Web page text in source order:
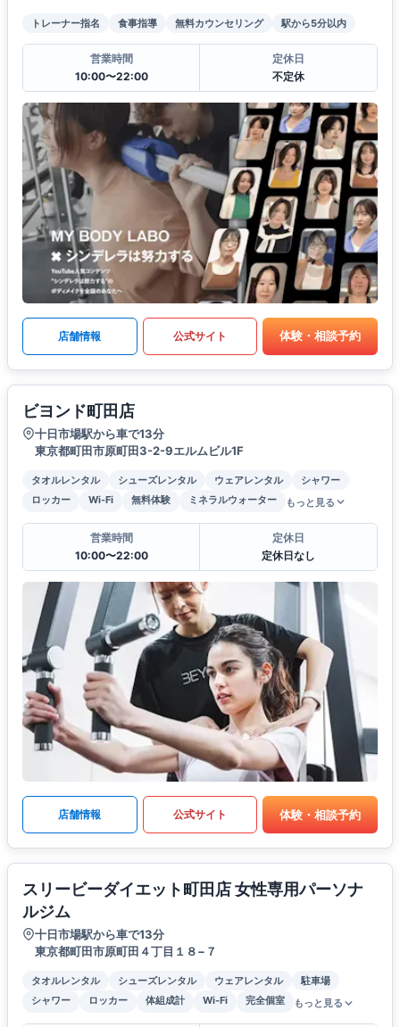
トレーナー指名 食事指導 無料カウンセリング 駅から5分以内
営業時間
10:00〜22:00
定休日
不定休
店舗情報 公式サイト 体験・相談予約
ビヨンド町田店
十日市場駅から車で13分
東京都町田市原町田3-2-9エルムビル1F
タオルレンタル シューズレンタル ウェアレンタル
シャワー
ロッカー
Wi-Fi 無料体験 ミネラルウォーター もっと見る
営業時間
10:00〜22:00
定休日
定休日なし
店舗情報 公式サイト 体験・相談予約
スリービーダイエット町田店 女性専用パーソナ
ルジム
十日市場駅から車で13分
東京都町田市原町田４丁目１８−７
タオルレンタル シューズレンタル ウェアレンタル
駐車場
シャワー
ロッカー 体組成計 Wi-Fi 完全個室 もっと見る